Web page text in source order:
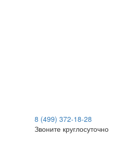
8 (499) 372-18-28
Звоните круглосуточно